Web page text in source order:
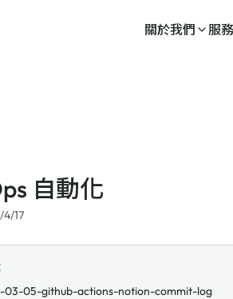
關於我們 服
自動化
17
03-05-github-actions-notion-commit-log